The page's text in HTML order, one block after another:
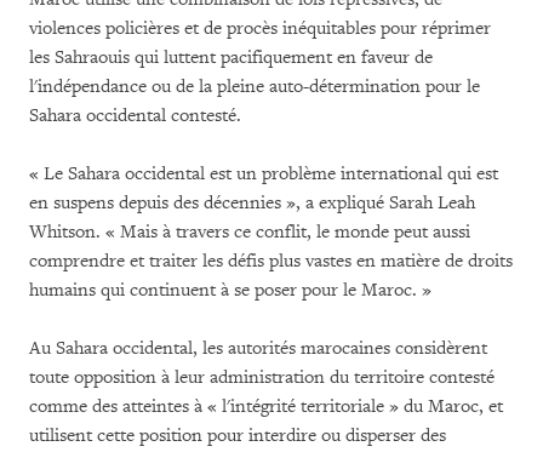
violences policières et de procès inéquitables pour réprimer
les Sahraouis qui luttent pacifiquement en faveur de
l'indépendance ou de la pleine auto-détermination pour le
Sahara occidental contesté.
« Le Sahara occidental est un problème international qui est
en suspens depuis des décennies », a expliqué Sarah Leah
Whitson. « Mais à travers ce conflit, le monde peut aussi
comprendre et traiter les défis plus vastes en matière de droits
humains qui continuent à se poser pour le Maroc. »
Au Sahara occidental, les autorités marocaines considèrent
toute opposition à leur administration du territoire contesté
comme des atteintes à « l'intégrité territoriale » du Maroc, et
utilisent cette position pour interdire ou disperser des